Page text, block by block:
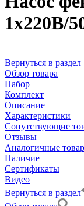
1х220В/
Вернуться в раздел
Обзор товара
Набор
Комплект
Описание
Характеристики
Сопутствующие
Отзывы
Аналогичные
Наличие
Сертификаты
Видео
Вернуться в раздел